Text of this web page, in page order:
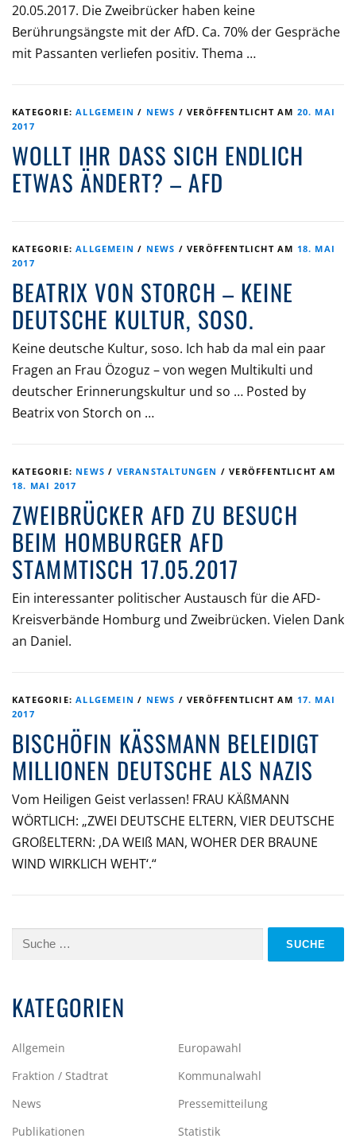
20.05.2017. Die Zweibrücker haben keine
Berührungsängste mit der AfD. Ca. 70% der Gespräche
mit Passanten verliefen positiv. Thema …
KATEGORIE:ALLGEMEIN / NEWS /VERÖFFENTLICHT AM 20. MAI
2017
WOLLT IHR DASS SICH ENDLICH
ETWAS ÄNDERT? – AFD
KATEGORIE:ALLGEMEIN / NEWS /VERÖFFENTLICHT AM 18. MAI
2017
BEATRIX VON STORCH – KEINE
DEUTSCHE KULTUR, SOSO.
Keine deutsche Kultur, soso. Ich hab da mal ein paar
Fragen an Frau Özoguz – von wegen Multikulti und
deutscher Erinnerungskultur und so … Posted by
Beatrix von Storch on …
KATEGORIE: NEWS / VERANSTALTUNGEN /VERÖFFENTLICHT AM
18. MAI 2017
ZWEIBRÜCKER AFD ZU BESUCH
BEIM HOMBURGER AFD
STAMMTISCH 17.05.2017
Ein interessanter politischer Austausch für die AFD-
Kreisverbände Homburg und Zweibrücken. Vielen Dank
an Daniel.
KATEGORIE:ALLGEMEIN / NEWS /VERÖFFENTLICHT AM 17. MAI
2017
BISCHÖFIN KÄSSMANN BELEIDIGT M
ILLIONEN DEUTSCHE ALS NAZIS
Vom Heiligen Geist verlassen! FRAU KÄßMANN
WÖRTLICH: „ZWEI DEUTSCHE ELTERN, VIER DEUTSCHE
GROßELTERN: ‚DA WEIß MAN, WOHER DER BRAUNE
WIND WIRKLICH WEHT‘.“
Suche
KATEGORIEN
Allgemein
Europawahl
Fraktion / Stadtrat
Kommunalwahl
News
Pressemitteilung
Publikationen
Statistik